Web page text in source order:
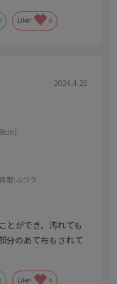
Like! 0
2024.4.20
体型:ふつう
とができ、汚れても
分のあて布もされて
Like! 0